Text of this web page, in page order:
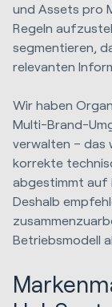
und Assets pro
Regeln
segmentieren,
relevanten
Wir haben
Multi-Brand-
verwalten – das
korrekte
abgestimmt auf
Deshalb
Betriebsmodell